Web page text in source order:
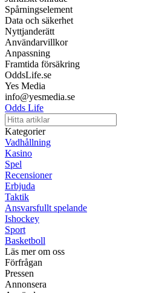
Spårningselement
Data och säkerhet
Nyttjanderätt
Användarvillkor
Anpassning
Framtida försäkring
OddsLife.se
Yes Media
info@yesmedia.se
Odds Life
Kategorier
Vadhållning
Kasino
Spel
Recensioner
Erbjuda
Taktik
Ansvarsfullt spelande
Ishockey
Sport
Basketboll
Läs mer om oss
Förfrågan
Pressen
Annonsera